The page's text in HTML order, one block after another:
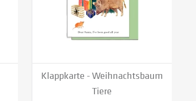
Klappkarte - Weihnachtsbaum
Tiere